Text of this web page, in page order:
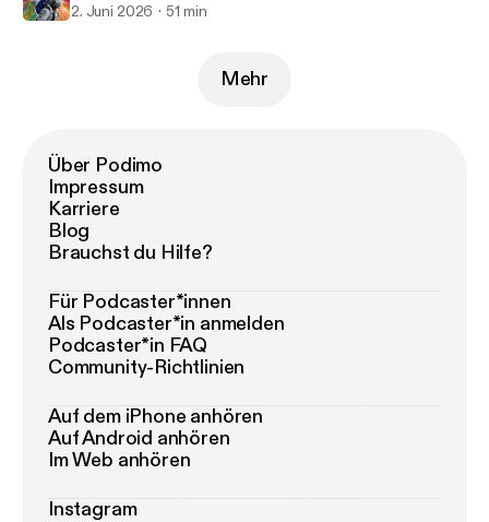
2. Juni 2026 51 min
Mehr
Über Podimo
Impressum
Karriere
Blog
Brauchst du Hilfe?
Für Podcaster*innen
Als Podcaster*in anmelden
Podcaster*in FAQ
Community-Richtlinien
Auf dem iPhone anhören
Auf Android anhören
Im Web anhören
Instagram